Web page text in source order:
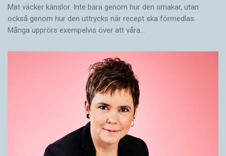
Mat väcker känslor. Inte bara genom hur den smakar, utan
också genom hur den uttrycks när recept ska förmedlas.
Många upprörs exempelvis över att våra…